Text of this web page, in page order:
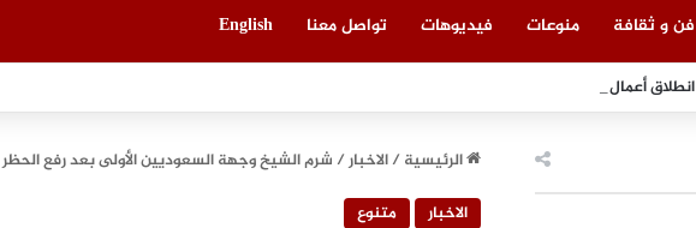
فن و ثقافة منوعات فيديوهات تواصل معنا English
انطلاق أعمال معرض “سيريدو” العقاري الخامس في جدة مطلع سبتمبر المقبل
الرئيسية/الاخبار/ شرم الشيخ وجهة السعوديين الأولى بعد رفع الحظر
الاخبار
متنوع